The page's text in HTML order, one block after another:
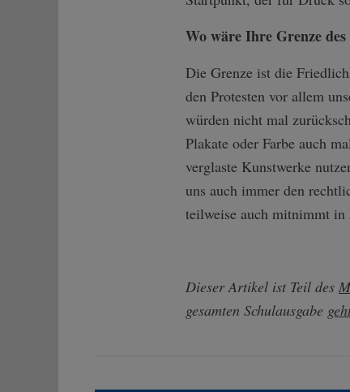
Wo wäre Ihre Grenze des
Die Grenze ist die
den Protesten vor allem
würden nicht mal
Plakate oder Farbe auch
verglaste Kunstwerke
uns auch immer den
teilweise auch mitnimmt in
Dieser Artikel ist Teil des
gesamten Schulausgabe